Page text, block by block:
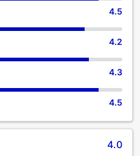
4.5
4.2
4.3
4.5
4.0